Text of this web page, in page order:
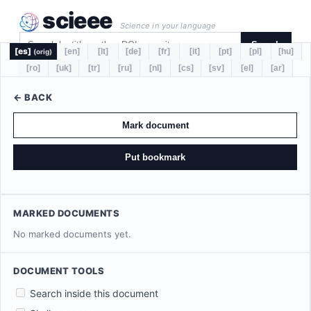
scieee Science in your language
Search
[es] (orig) [en] [lt] [de] [fr] [it] [pt] [pl]
[hu]
[ro]
[uk] [tr] [ru] [nl] [cs] [sv] [el] [ar]
← BACK
Mark document
Put bookmark
MARKED DOCUMENTS
No marked documents yet.
DOCUMENT TOOLS
Search inside this document